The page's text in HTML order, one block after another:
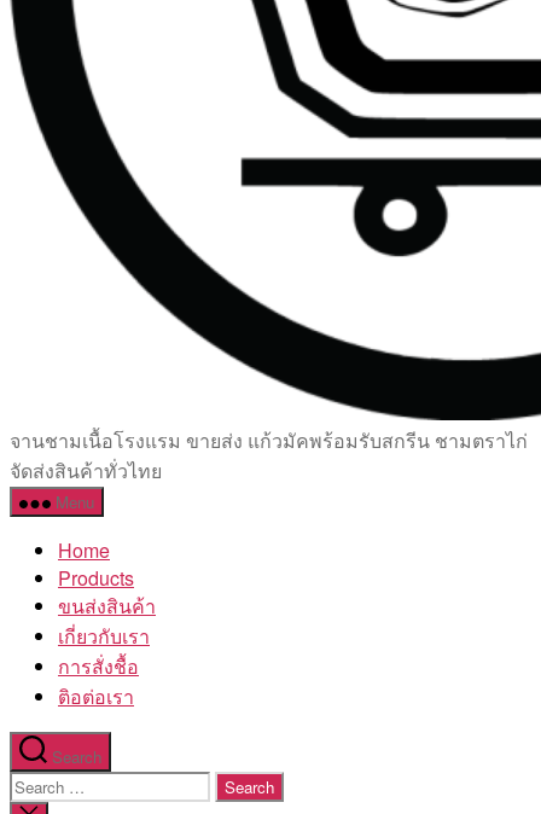
เซรามิค
ครบ
ครัน
โรงงาน
จานชามเนื้อโรงแรม ขายส่ง แก้วมัคพร้อมรับสกรีน ชามตราไก่
จัดส่งสินค้าทั่วไทย
Menu
Home
Products
ขนส่งสินค้า
เกี่ยวกับเรา
การสั่งชื้อ
ติอต่อเรา
Search
Search